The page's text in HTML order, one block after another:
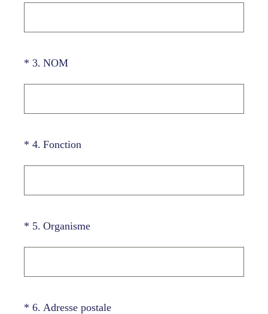
* 3. NOM
(Obligatoire)
* 4. Fonction
(Obligatoire)
* 5. Organisme
(Obligatoire)
* 6. Adresse postale
(Obligatoire)